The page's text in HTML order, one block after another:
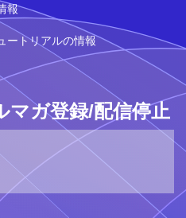
報
ートリアルの情報
マガ登録/配信停止